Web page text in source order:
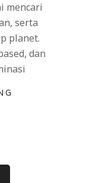
mencari
serta
planet.
dan